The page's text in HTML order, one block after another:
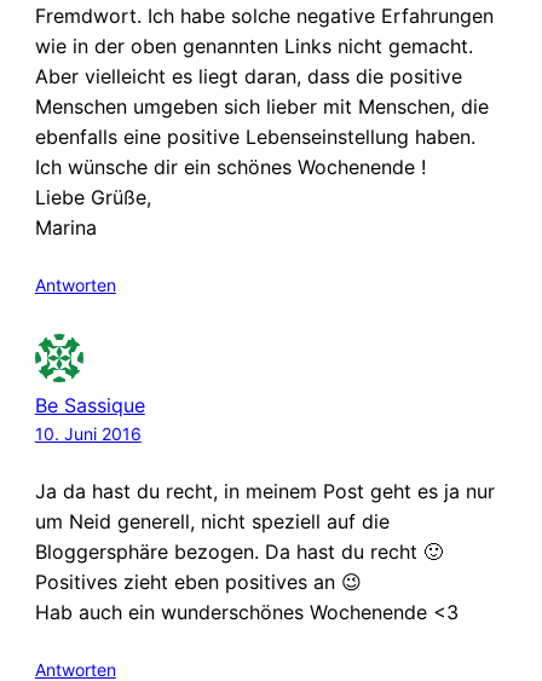
Fremdwort. Ich habe solche negative Erfahrungen
wie in der oben genannten Links nicht gemacht.
Aber vielleicht es liegt daran, dass die positive
Menschen umgeben sich lieber mit Menschen, die
ebenfalls eine positive Lebenseinstellung haben.
Ich wünsche dir ein schönes Wochenende !
Liebe Grüße,
Marina
Antworten
Be Sassique
10. Juni 2016
Ja da hast du recht, in meinem Post geht es ja nur
um Neid generell, nicht speziell auf die
Bloggersphäre bezogen. Da hast du recht 🙂
Positives zieht eben positives an 😉
Hab auch ein wunderschönes Wochenende <3
Antworten